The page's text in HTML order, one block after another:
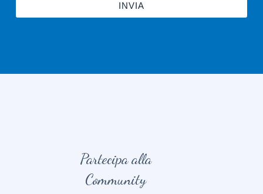
INVIA
Partecipa alla
Community